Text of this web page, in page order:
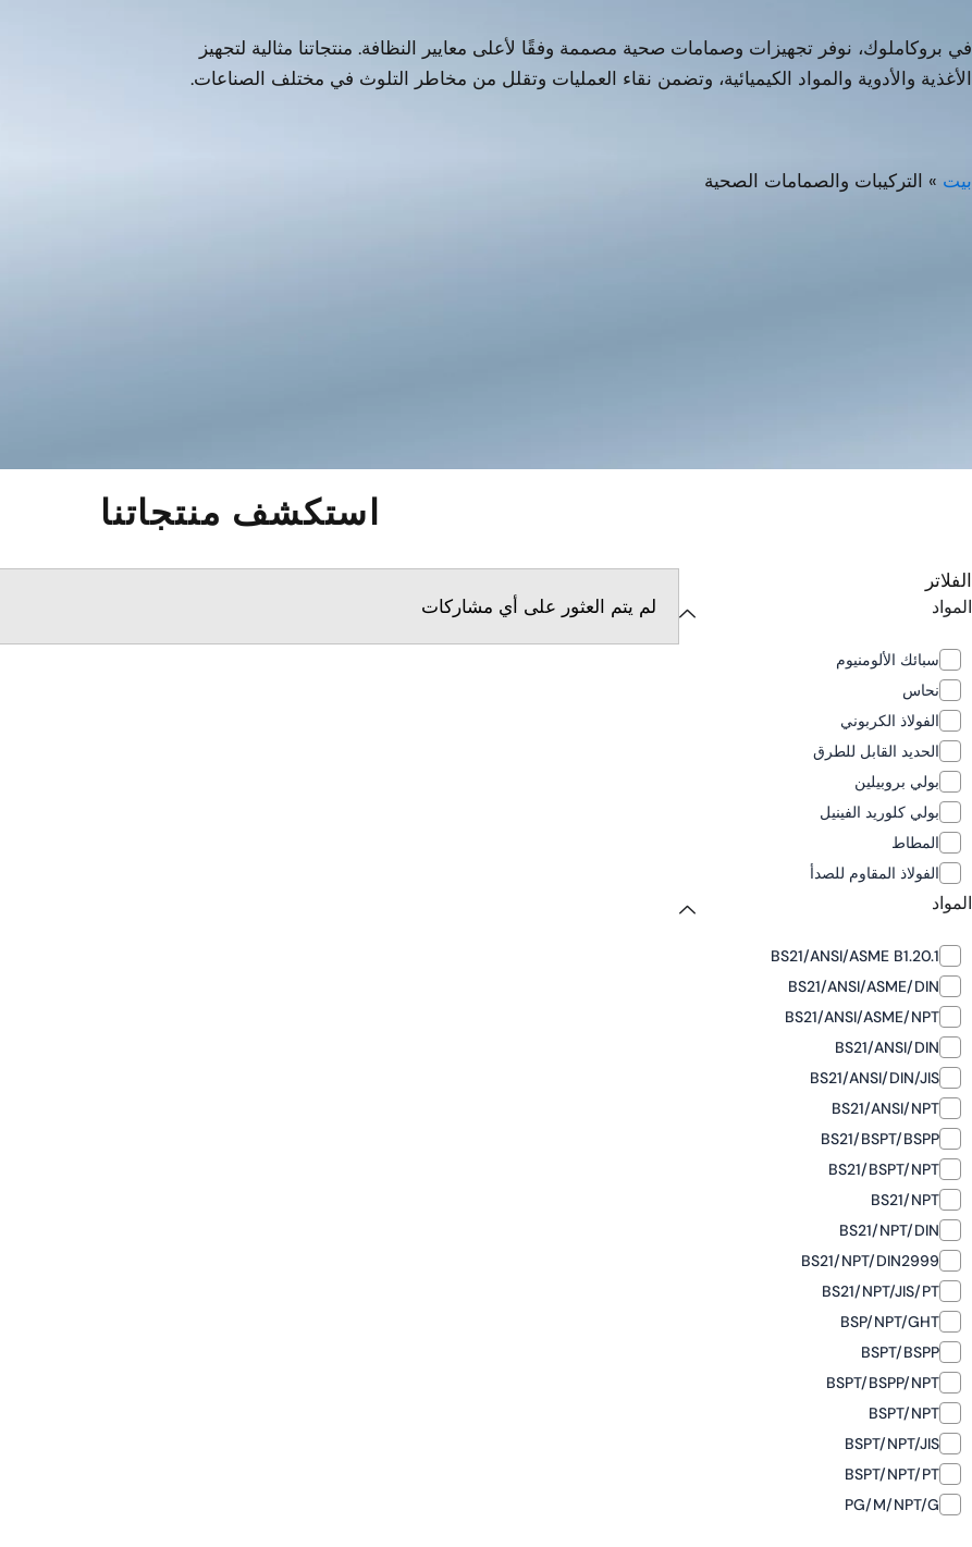
في بروكاملوك، نوفر تجهيزات وصمامات صحية مصممة وفقًا لأعلى معايير النظافة. منتجاتنا مثالية لتجهيز
الأغذية والأدوية والمواد الكيميائية، وتضمن نقاء العمليات وتقلل من مخاطر التلوث في مختلف الصناعات.
بيت » التركيبات والصمامات الصحية
استكشف منتجاتنا
الفلاتر
المواد
سبائك الألومنيوم
نحاس
الفولاذ الكربوني
الحديد القابل للطرق
بولي بروبيلين
بولي كلوريد الفينيل
المطاط
الفولاذ المقاوم للصدأ
المواد
BS21/ANSI/ASME B1.20.1
BS21/ANSI/ASME/DIN
BS21/ANSI/ASME/NPT
BS21/ANSI/DIN
BS21/ANSI/DIN/JIS
BS21/ANSI/NPT
BS21/BSPT/BSPP
BS21/BSPT/NPT
BS21/NPT
BS21/NPT/DIN
BS21/NPT/DIN2999
BS21/NPT/JIS/PT
BSP/NPT/GHT
BSPT/BSPP
BSPT/BSPP/NPT
BSPT/NPT
BSPT/NPT/JIS
BSPT/NPT/PT
PG/M/NPT/G
لم يتم العثور على أي مشاركات